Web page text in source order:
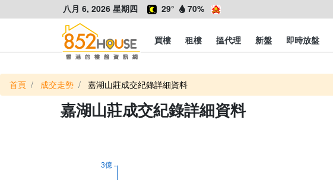
八月 6, 2026 星期四 29° 70%
買樓 租樓 搵代理 新盤 即時放盤
首頁 成交走勢 嘉湖山莊成交紀錄詳細資料
嘉湖山莊成交紀錄詳細資料